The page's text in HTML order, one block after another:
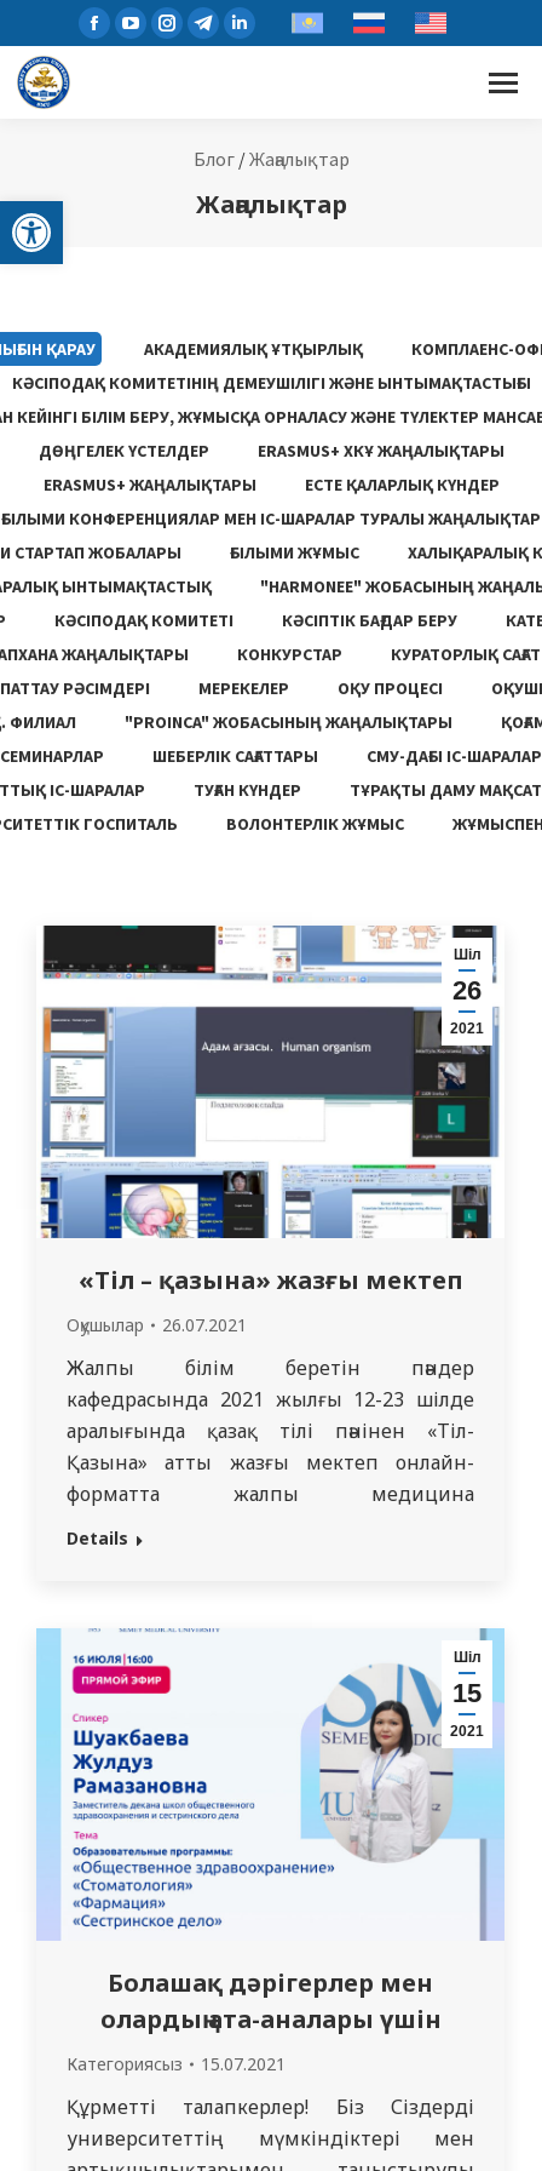
Open toolbar
Блог/Жаңалықтар
Жаңалықтар
ҚАРАУ АКАДЕМИЯЛЫҚ ҰТҚЫРЛЫҚ
КОМПЛАЕНС-
КӘСІПОДАҚ КОМИТЕТІНІҢ ДЕМЕУШІЛІГІ ЖӘНЕ ЫНТЫМАҚТАСТЫҒЫ
КЕЙІНГІ БІЛІМ БЕРУ, ЖҰМЫСҚА ОРНАЛАСУ ЖƏНЕ ТҮЛЕКТЕР
ДӨҢГЕЛЕК ҮСТЕЛДЕР
ERASMUS+ ХКҰ ЖАҢАЛЫҚТАРЫ
ERASMUS+ ЖАҢАЛЫҚТАРЫ
ЕСТЕ ҚАЛАРЛЫҚ КҮНДЕР
ҒЫЛЫМИ КОНФЕРЕНЦИЯЛАР МЕН ІС-ШАРАЛАР ТУРАЛЫ ЖАҢАЛЫҚТАР
СТАРТАП ЖОБАЛАРЫ
ҒЫЛЫМИ ЖҰМЫС
ХАЛЫҚАРАЛЫҚ
ЫНТЫМАҚТАСТЫҚ
"HARMONEE" ЖОБАСЫНЫҢ
КӘСІПОДАҚ КОМИТЕТІ КӘСІПТІК БАҒДАР БЕРУ
ЖАҢАЛЫҚТАРЫ
КОНКУРСТАР
КУРАТОРЛЫҚ
РӘСІМДЕРІ
МЕРЕКЕЛЕР ОҚУ ПРОЦЕСІ
ФИЛИАЛ
"PROINCA" ЖОБАСЫНЫҢ ЖАҢАЛЫҚТАРЫ
СЕМИНАРЛАР
ШЕБЕРЛІК САҒАТТАРЫ
СМУ-ДАҒЫ ІС-ШАРАЛАР
ІС-ШАРАЛАР
ТУҒАН КҮНДЕР
ТҰРАҚТЫ ДАМУ
ГОСПИТАЛЬ
ВОЛОНТЕРЛІК ЖҰМЫС
Шіл
26
2021
«Тіл – қазына» жазғы мектеп
Оқушылар 26.07.2021
Жалпы білім беретін пәндер
кафедрасында 2021 жылғы 12-23 шілде
аралығында қазақ тілі пәнінен «Тіл-
Қазына» атты жазғы мектеп онлайн-
форматта жалпы медицина
мамандығының студенттеріне сабақ
терминологияны қазақ тілінде меңгерту,
коммуникативті сөйлеу әрекеттерін
дамытуға көмектесу, Оқу барысында
студенттер қазақ тілінің грамматикалық
ерекшеліктерін түсініп, оқуды, сауатты
жазуды, сұхбаттасуды…
Details
Шіл
15
2021
Болашақ дәрігерлер мен
олардың ата-аналары үшін
Категориясыз 15.07.2021
Құрметті талапкерлер! Біз Сіздерді
университеттің мүмкіндіктері мен